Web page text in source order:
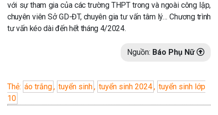
với sự tham gia của các trường THPT trong và ngoài công lập,
chuyên viên Sở GD-ĐT, chuyên gia tư vấn tâm lý… Chương trình
tư vấn kéo dài đến hết tháng 4/2024.
Nguồn: Báo Phụ Nữ
Thẻ: áo trắng, tuyển sinh, tuyển sinh 2024, tuyển sinh lớp
10